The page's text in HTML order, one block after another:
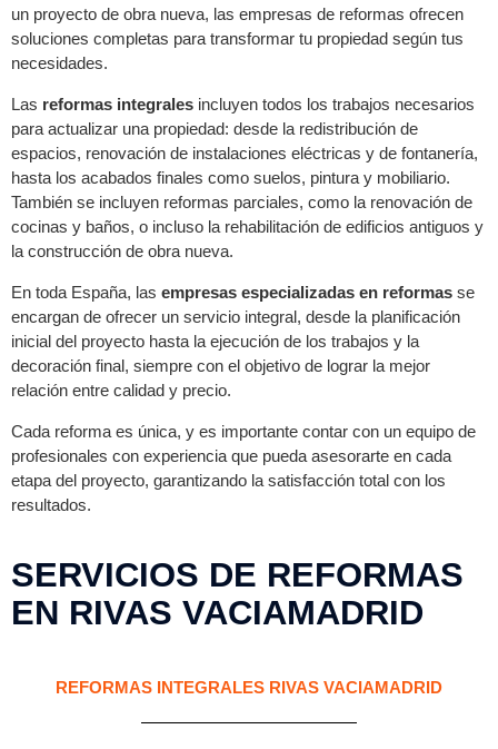
un proyecto de obra nueva, las empresas de reformas ofrecen
soluciones completas para transformar tu propiedad según tus
necesidades.
Las reformas integrales incluyen todos los trabajos necesarios
para actualizar una propiedad: desde la redistribución de
espacios, renovación de instalaciones eléctricas y de fontanería,
hasta los acabados finales como suelos, pintura y mobiliario.
También se incluyen reformas parciales, como la renovación de
cocinas y baños, o incluso la rehabilitación de edificios antiguos y
la construcción de obra nueva.
En toda España, las empresas especializadas en reformas se
encargan de ofrecer un servicio integral, desde la planificación
inicial del proyecto hasta la ejecución de los trabajos y la
decoración final, siempre con el objetivo de lograr la mejor
relación entre calidad y precio.
Cada reforma es única, y es importante contar con un equipo de
profesionales con experiencia que pueda asesorarte en cada
etapa del proyecto, garantizando la satisfacción total con los
resultados.
SERVICIOS DE REFORMAS
EN RIVAS VACIAMADRID
REFORMAS INTEGRALES RIVAS VACIAMADRID